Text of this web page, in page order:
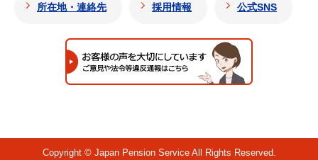
所在地・連絡先 採用情報 公式SNS
Copyright © Japan Pension Service All Rights Reserved.